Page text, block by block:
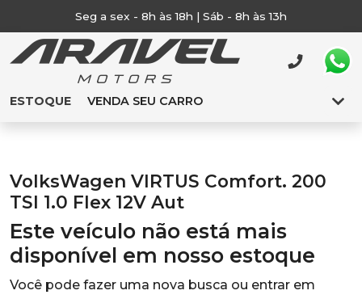
Seg a sex - 8h às 18h | Sáb - 8h às 13h
ESTOQUE VENDA SEU CARRO
VolksWagen VIRTUS Comfort. 200
TSI 1.0 Flex 12V Aut
Este veículo não está mais
disponível em nosso estoque
Você pode fazer uma nova busca ou entrar em